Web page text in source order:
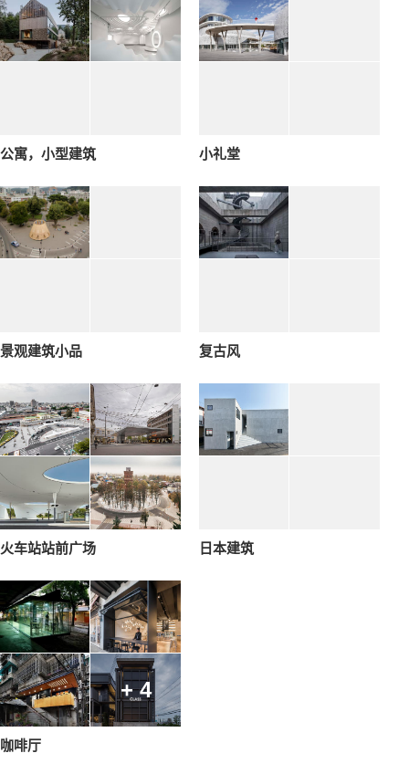
公寓，小型建筑 小礼堂
景观建筑小品 复古风
火车站站前广场 日本建筑
+ 4
咖啡厅